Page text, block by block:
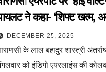
ने कहा- ‘शिफ्ट खत्म,
यात्री फंसे – Indigo
In
To Fly
DECEMBER 25, 2025
के लाल बहादुर शास्त्री
को इंडिगो एयरलाइंस की